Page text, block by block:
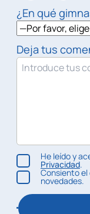
¿En qué
Deja tus
He leído y
Privacidad.
Consiento
novedades.